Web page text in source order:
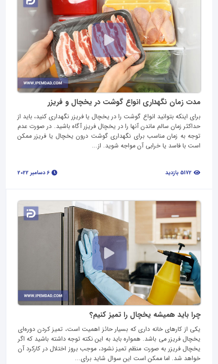
مدت زمان نگهداری انواع گوشت در یخچال و فریزر
برای اینکه بتوانید انواع گوشت را در یخچال یا فریزر نگهداری کنید، باید از
حداکثر زمان سالم ماندن آنها را در یخچال فریزر آگاه باشید. در صورت عدم
توجه به زمان مناسب برای نگهداری گوشت درون یخچال یا فریزر ممکن
است با فاسد یا خرابی آن مواجه شوید. از...
چرا باید همیشه یخچال را تمیز کنیم؟
یکی از کارهای خانه‌ داری که بسیار حائز اهمیت است، تمیز کردن دوره‌ای
یخچال فریزر می‌ باشد. همواره باید به این نکته توجه داشته باشید که اگر
یخچال فریزر به صورت منظم تمیز نشود، موجب بروز اختلال در کارکرد آن
خواهد شد. اما ممکن است این سوال شاید برای...